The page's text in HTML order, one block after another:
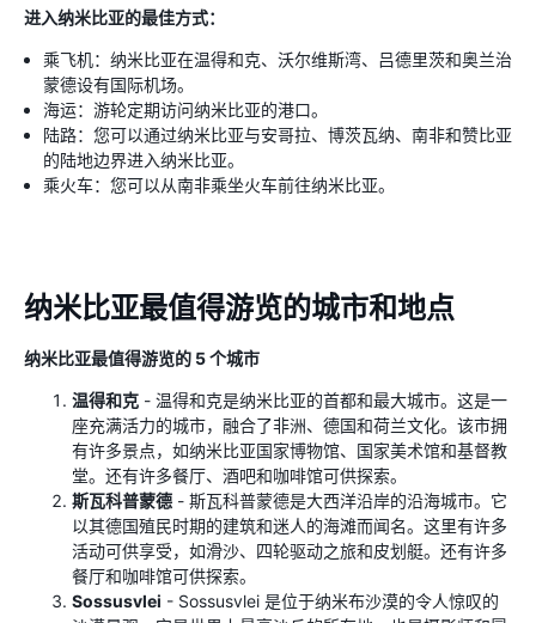
进入纳米比亚的最佳方式：
乘飞机：纳米比亚在温得和克、沃尔维斯湾、吕德里茨和奥兰治
蒙德设有国际机场。
海运：游轮定期访问纳米比亚的港口。
陆路：您可以通过纳米比亚与安哥拉、博茨瓦纳、南非和赞比亚
的陆地边界进入纳米比亚。
乘火车：您可以从南非乘坐火车前往纳米比亚。
纳米比亚最值得游览的城市和地点
纳米比亚最值得游览的 5 个城市
温得和克 - 温得和克是纳米比亚的首都和最大城市。这是一
座充满活力的城市，融合了非洲、德国和荷兰文化。该市拥
有许多景点，如纳米比亚国家博物馆、国家美术馆和基督教
堂。还有许多餐厅、酒吧和咖啡馆可供探索。
斯瓦科普蒙德 - 斯瓦科普蒙德是大西洋沿岸的沿海城市。它
以其德国殖民时期的建筑和迷人的海滩而闻名。这里有许多
活动可供享受，如滑沙、四轮驱动之旅和皮划艇。还有许多
餐厅和咖啡馆可供探索。
Sossusvlei - Sossusvlei 是位于纳米布沙漠的令人惊叹的